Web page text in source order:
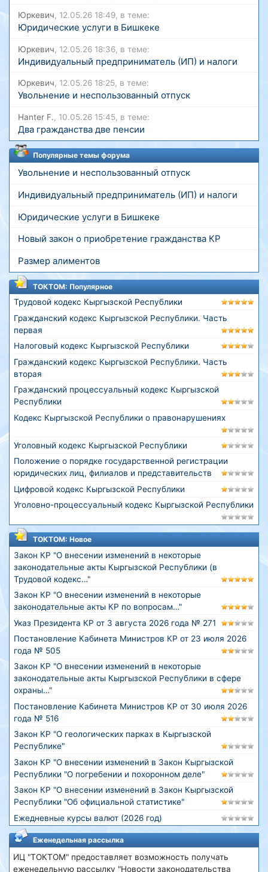
Юркевич, 12.05.26 18:49, в теме:
Юридические услуги в Бишкеке
Юркевич, 12.05.26 18:36, в теме:
Индивидуальный предприниматель (ИП) и налоги
Юркевич, 12.05.26 18:25, в теме:
Увольнение и неспользованный отпуск
Hanter F., 10.05.26 15:45, в теме:
Два гражданства две пенсии
Популярные темы форума
Увольнение и неспользованный отпуск
Индивидуальный предприниматель (ИП) и налоги
Юридические услуги в Бишкеке
Новый закон о приобретение гражданства КР
Размер алиментов
ТОКТОМ: Популярное
Трудовой кодекс Кыргызской Республики
Гражданский кодекс Кыргызской Республики. Часть
первая
Налоговый кодекс Кыргызской Республики
Гражданский кодекс Кыргызской Республики. Часть
вторая
Гражданский процессуальный кодекс Кыргызской
Республики
Кодекс Кыргызской Республики о правонарушениях
Уголовный кодекс Кыргызской Республики
Положение о порядке государственной регистрации
юридических лиц, филиалов и представительств
Цифровой кодекс Кыргызской Республики
Уголовно-процессуальный кодекс Кыргызской Республики
ТОКТОМ: Новое
Закон КР "О внесении изменений в некоторые
законодательные акты Кыргызской Республики (в
Трудовой кодекс…"
Закон КР "О внесении изменений в некоторые
законодательные акты КР по вопросам…"
Указ Президента КР от 3 августа 2026 года № 271
Постановление Кабинета Министров КР от 23 июля 2026
года № 505
Закон КР "О внесении изменений в некоторые
законодательные акты Кыргызской Республики в сфере
охраны…"
Постановление Кабинета Министров КР от 30 июля 2026
года № 516
Закон КР "О геологических парках в Кыргызской
Республике"
Закон КР "О внесении изменений в Закон Кыргызской
Республики "О погребении и похоронном деле"
Закон КР "О внесении изменений в Закон Кыргызской
Республики "Об официальной статистике"
Ежедневные курсы валют (2026 год)
Еженедельная рассылка
ИЦ "ТОКТОМ" предоставляет возможность получать
еженедельную рассылку "Новости законодательства